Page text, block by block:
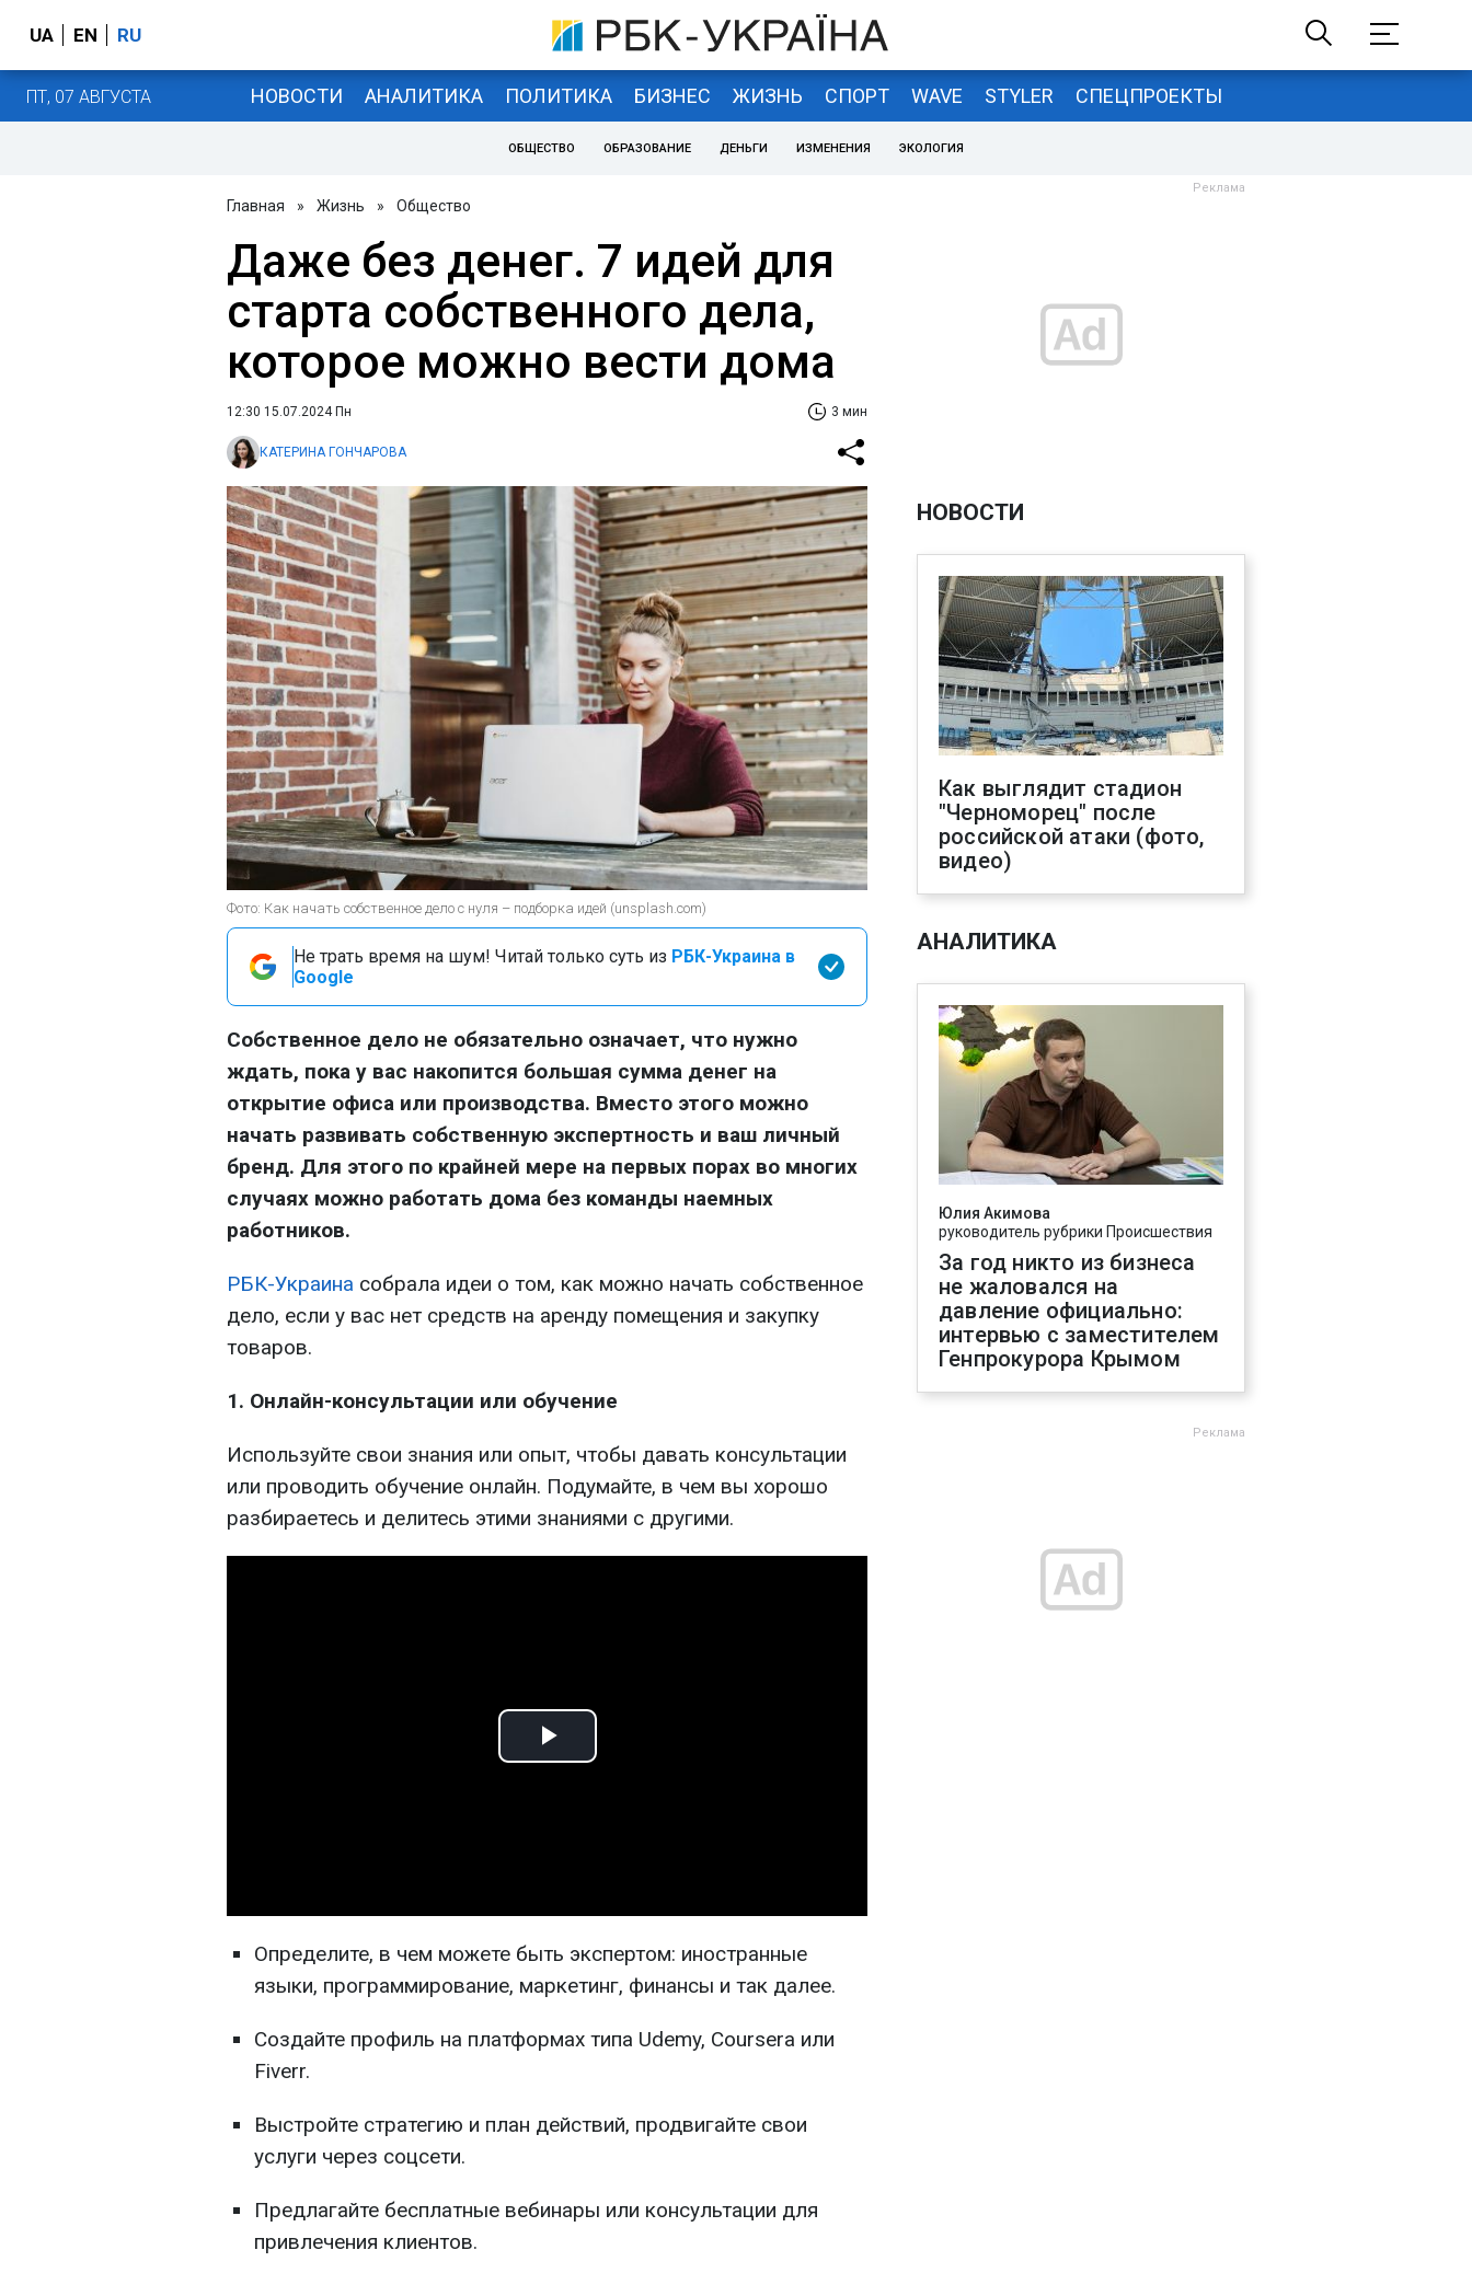
UA EN RU
ПТ, 07 АВГУСТА НОВОСТИ АНАЛИТИКА ПОЛИТИКА БИЗНЕС ЖИЗНЬ СПОРТ WAVE STYLER СПЕЦПРОЕКТЫ
ОБЩЕСТВО ОБРАЗОВАНИЕ ДЕНЬГИ ИЗМЕНЕНИЯ ЭКОЛОГИЯ
Главная » Жизнь » Общество
Даже без денег. 7 идей для
старта собственного дела,
которое можно вести дома
12:30 15.07.2024 Пн 3 мин
КАТЕРИНА ГОНЧАРОВА
Фото: Как начать собственное дело с нуля – подборка идей (unsplash.com)
Не трать время на шум! Читай только суть из РБК-Украина в
Google
Собственное дело не обязательно означает, что нужно
ждать, пока у вас накопится большая сумма денег на
открытие офиса или производства. Вместо этого можно
начать развивать собственную экспертность и ваш личный
бренд. Для этого по крайней мере на первых порах во многих
случаях можно работать дома без команды наемных
работников.
РБК-Украина собрала идеи о том, как можно начать собственное
дело, если у вас нет средств на аренду помещения и закупку
товаров.
1. Онлайн-консультации или обучение
Используйте свои знания или опыт, чтобы давать консультации
или проводить обучение онлайн. Подумайте, в чем вы хорошо
разбираетесь и делитесь этими знаниями с другими.
Play
Определите, в чем можете быть экспертом: иностранные
языки, программирование, маркетинг, финансы и так далее.
Создайте профиль на платформах типа Udemy, Coursera или
Fiverr.
Выстройте стратегию и план действий, продвигайте свои
услуги через соцсети.
Предлагайте бесплатные вебинары или консультации для
привлечения клиентов.
НОВОСТИ
Как выглядит стадион
"Черноморец" после
российской атаки (фото,
видео)
АНАЛИТИКА
Юлия Акимова
руководитель рубрики Происшествия
За год никто из бизнеса
не жаловался на
давление официально:
интервью с заместителем
Генпрокурора Крымом